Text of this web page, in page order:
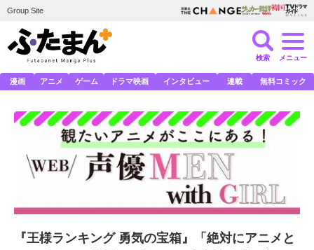
Group Site
検索 メニュー
漫画 アニメ ゲーム ドラマ映画 インタビュー 連載 無料コミック
『王様ランキング 勇気の宝箱』「絶対にアニメと